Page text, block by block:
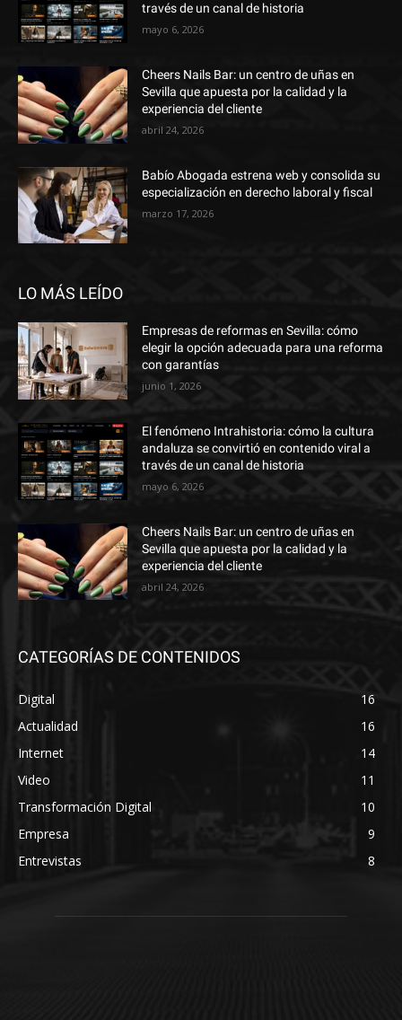
través de un canal de historia
mayo 6, 2026
Cheers Nails Bar: un centro de uñas en
Sevilla que apuesta por la calidad y la
experiencia del cliente
abril 24, 2026
Babío Abogada estrena web y consolida su
especialización en derecho laboral y fiscal
marzo 17, 2026
LO MÁS LEÍDO
Empresas de reformas en Sevilla: cómo
elegir la opción adecuada para una reforma
con garantías
junio 1, 2026
El fenómeno Intrahistoria: cómo la cultura
andaluza se convirtió en contenido viral a
través de un canal de historia
mayo 6, 2026
Cheers Nails Bar: un centro de uñas en
Sevilla que apuesta por la calidad y la
experiencia del cliente
abril 24, 2026
CATEGORÍAS DE CONTENIDOS
Digital
16
Actualidad
16
Internet
14
Video
11
Transformación Digital
10
Empresa
9
Entrevistas
8